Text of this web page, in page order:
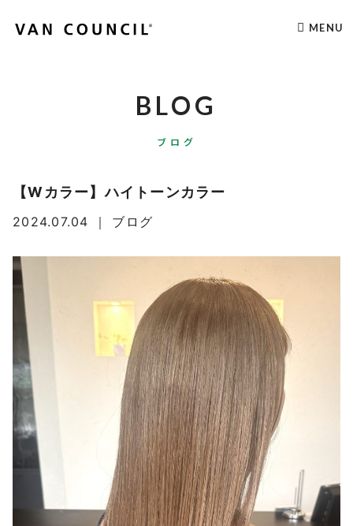
MENU
BLOG
ブログ
【Wカラー】ハイトーンカラー
2024.07.04 ｜ ブログ